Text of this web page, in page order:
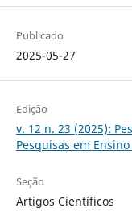
Publicado
2025-05-27
Edição
v. 12 n. 23 (2025):
Pesquisas em
Seção
Artigos Científicos